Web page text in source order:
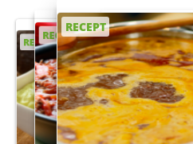
RECEPT
RECEPT
RECEPT
RECEPT
RECEPT